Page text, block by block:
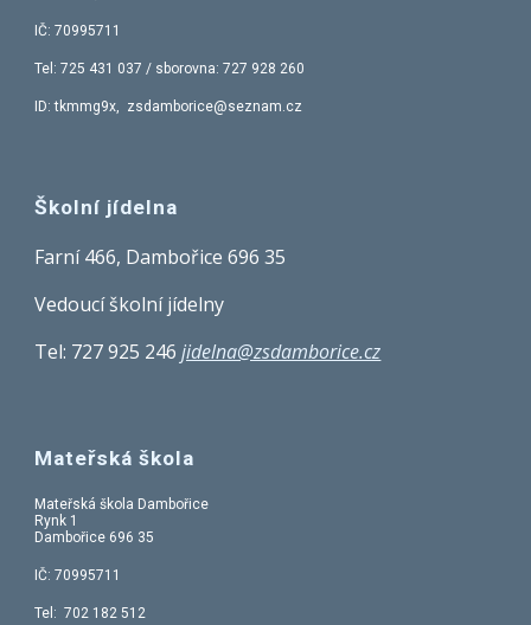
IČ: 70995711
Tel:725 431 037/ sborovna: 727 928 260
ID: tkmmg9x, zsdamborice@seznam.cz
Školní jídelna
Farní 466, Dambořice 696 35
Vedoucí školní jídelny
Tel: 727 925 246 jidelna@zsdamborice.cz
Mateřská škola
Mateřská škola Dambořice
Rynk 1
Dambořice 696 35
IČ: 70995711
Tel: 702 182 512